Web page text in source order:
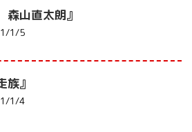
森山直太朗』
1/5
族』
1/4